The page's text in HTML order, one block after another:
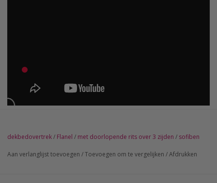
dekbedovertrek/ Flanel / met doorlopende rits over 3 zijden / sofiben
Aan verlanglijst toevoegen /Toevoegen om te vergelijken /Afdrukken